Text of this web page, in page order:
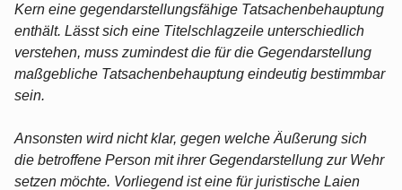
Kern eine gegendarstellungsfähige Tatsachenbehauptung
enthält. Lässt sich eine Titelschlagzeile unterschiedlich
verstehen, muss zumindest die für die Gegendarstellung
maßgebliche Tatsachenbehauptung eindeutig bestimmbar
sein.
Ansonsten wird nicht klar, gegen welche Äußerung sich
die betroffene Person mit ihrer Gegendarstellung zur Wehr
setzen möchte. Vorliegend ist eine für juristische Laien